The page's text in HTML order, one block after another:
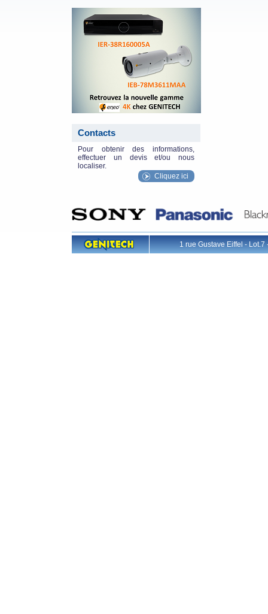
Contacts
Pour obtenir des informations,
effectuer un devis et/ou nous
localiser.
Cliquez ici
1 rue Gustave Eiffel -